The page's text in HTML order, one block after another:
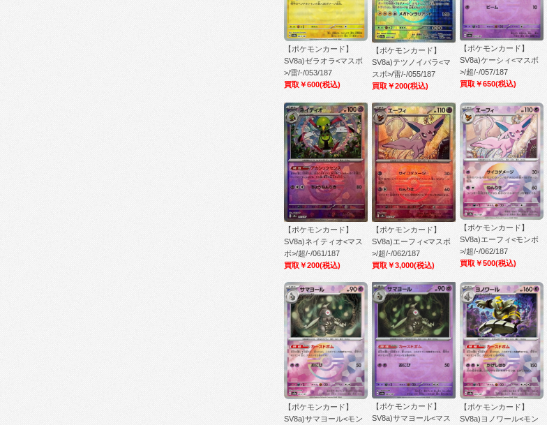
【ポケモンカード】
SV8a)ゼラオラ<マスボ
>/雷/-/053/187
買取￥600(税込)
【ポケモンカード】
SV8a)テツノイバラ<マ
スボ>/雷/-/055/187
買取￥200(税込)
【ポケモンカード】
SV8a)ケーシィ<マスボ
>/超/-/057/187
買取￥650(税込)
【ポケモンカード】
SV8a)ネイティオ<マス
ボ>/超/-/061/187
買取￥200(税込)
【ポケモンカード】
SV8a)エーフィ<マスボ
>/超/-/062/187
買取￥3,000(税込)
【ポケモンカード】
SV8a)エーフィ<モンボ
>/超/-/062/187
買取￥500(税込)
【ポケモンカード】
SV8a)サマヨール<モン
【ポケモンカード】
SV8a)サマヨール<マス
【ポケモンカード】
SV8a)ヨノワール<モン